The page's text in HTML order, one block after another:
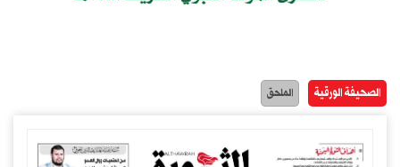
الصحيفة الورقية الملحق